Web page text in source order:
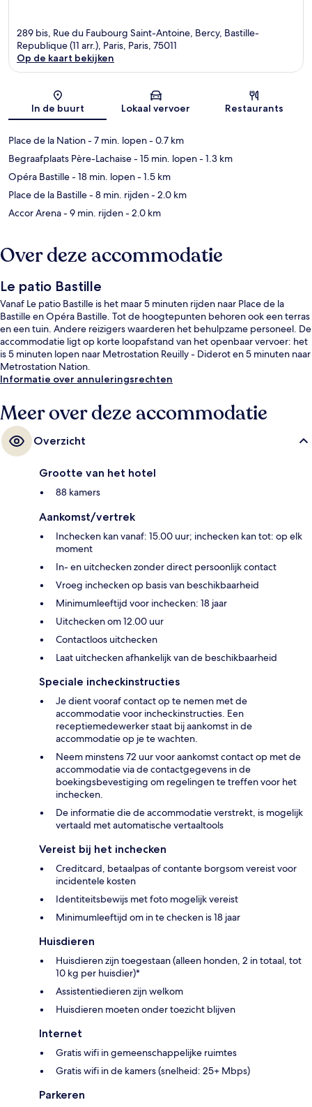
289 bis, Rue du Faubourg Saint-Antoine, Bercy, Bastille-
Republique (11 arr.), Paris, Paris, 75011
Op de kaart bekijken
In de buurt Lokaal vervoer Restaurants
Place de la Nation- 7 min. lopen- 0.7 km
Begraafplaats Père-Lachaise- 15 min. lopen- 1.3 km
Opéra Bastille- 18 min. lopen- 1.5 km
Place de la Bastille- 8 min. rijden- 2.0 km
Accor Arena- 9 min. rijden- 2.0 km
Over deze accommodatie
Le patio Bastille
Vanaf Le patio Bastille is het maar 5 minuten rijden naar Place de la
Bastille en Opéra Bastille. Tot de hoogtepunten behoren ook een terras
en een tuin. Andere reizigers waarderen het behulpzame personeel. De
accommodatie ligt op korte loopafstand van het openbaar vervoer: het
is 5 minuten lopen naar Metrostation Reuilly - Diderot en 5 minuten naar
Metrostation Nation.
Informatie over annuleringsrechten
Meer over deze accommodatie
Overzicht
Grootte van het hotel
88 kamers
Aankomst/vertrek
Inchecken kan vanaf: 15.00 uur; inchecken kan tot: op elk
moment
In- en uitchecken zonder direct persoonlijk contact
Vroeg inchecken op basis van beschikbaarheid
Minimumleeftijd voor inchecken: 18 jaar
Uitchecken om 12.00 uur
Contactloos uitchecken
Laat uitchecken afhankelijk van de beschikbaarheid
Speciale incheckinstructies
Je dient vooraf contact op te nemen met de
accommodatie voor incheckinstructies. Een
receptiemedewerker staat bij aankomst in de
accommodatie op je te wachten.
Neem minstens 72 uur voor aankomst contact op met de
accommodatie via de contactgegevens in de
boekingsbevestiging om regelingen te treffen voor het
inchecken.
De informatie die de accommodatie verstrekt, is mogelijk
vertaald met automatische vertaaltools
Vereist bij het inchecken
Creditcard, betaalpas of contante borgsom vereist voor
incidentele kosten
Identiteitsbewijs met foto mogelijk vereist
Minimumleeftijd om in te checken is 18 jaar
Huisdieren
Huisdieren zijn toegestaan (alleen honden, 2 in totaal, tot
10 kg per huisdier)*
Assistentiedieren zijn welkom
Huisdieren moeten onder toezicht blijven
Internet
Gratis wifi in gemeenschappelijke ruimtes
Gratis wifi in de kamers (snelheid: 25+ Mbps)
Parkeren